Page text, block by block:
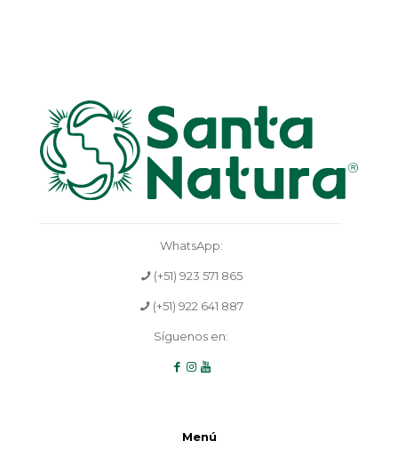
WhatsApp:
(+51) 923 571 865
(+51) 922 641 887
Síguenos en:
Menú